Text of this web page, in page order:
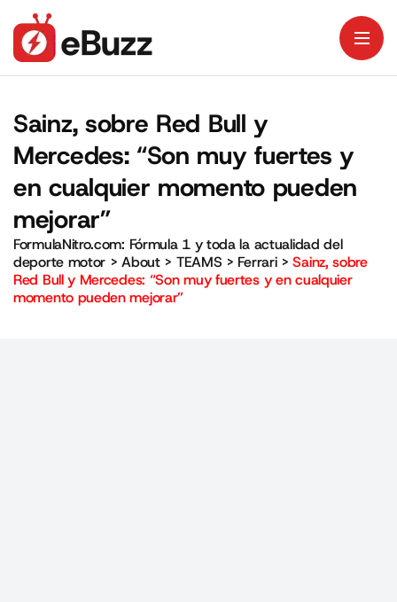
Sainz, sobre Red Bull y
Mercedes: “Son muy fuertes y
en cualquier momento pueden
mejorar”
FormulaNitro.com: Fórmula 1 y toda la actualidad del
deporte motor >About> TEAMS > Ferrari>Sainz, sobre
Red Bull y Mercedes: “Son muy fuertes y en cualquier
momento pueden mejorar”